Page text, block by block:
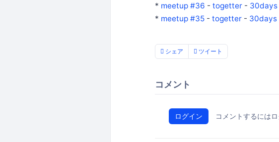
* meetup #36 - togetter - 30days
* meetup #35 - togetter - 30days
シェア ツイート
コメント
ログイン コメントするには